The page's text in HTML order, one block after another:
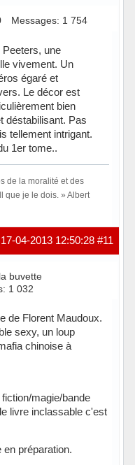
Messages: 1 754
une
vivement. Un
égaré et
Le décor est
bien
déstabilisant. Pas
tellement intrigant.
1er tome..
de la moralité et des
que je le dois. » Albert
#11
17-04-2013 12:50:28
buvette
1 032
de Florent Maudoux.
sexy, un loup
chinoise à
magie/bande
livre inclassable c'est
préparation.